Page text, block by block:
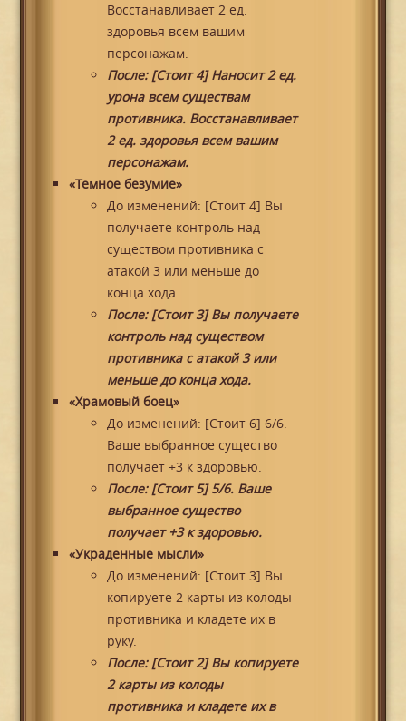
Восстанавливает 2 ед.
здоровья всем вашим
персонажам.
После: [Стоит 4] Наносит 2 ед.
урона всем существам
противника. Восстанавливает
2 ед. здоровья всем вашим
персонажам.
«Темное безумие»
До изменений: [Стоит 4] Вы
получаете контроль над
существом противника с
атакой 3 или меньше до
конца хода.
После: [Стоит 3] Вы получаете
контроль над существом
противника с атакой 3 или
меньше до конца хода.
«Храмовый боец»
До изменений: [Стоит 6] 6/6.
Ваше выбранное существо
получает +3 к здоровью.
После: [Стоит 5] 5/6. Ваше
выбранное существо
получает +3 к здоровью.
«Украденные мысли»
До изменений: [Стоит 3] Вы
копируете 2 карты из колоды
противника и кладете их в
руку.
После: [Стоит 2] Вы копируете
2 карты из колоды
противника и кладете их в